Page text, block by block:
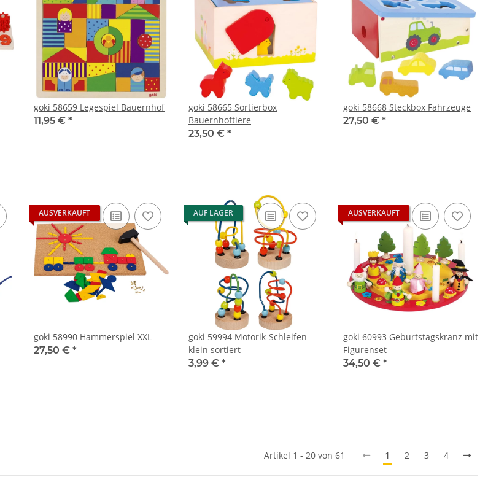
goki 58659 Legespiel Bauernhof
11,95 € *
goki 58665 Sortierbox
Bauernhoftiere
23,50 € *
goki 58668 Steckbox Fahrzeuge
27,50 € *
AUSVERKAUFT
goki 58990 Hammerspiel XXL
27,50 € *
AUF LAGER
goki 59994 Motorik-Schleifen
klein sortiert
3,99 € *
AUSVERKAUFT
goki 60993 Geburtstagskranz mit
Figurenset
34,50 € *
Artikel 1 - 20 von 61 1 2 3 4